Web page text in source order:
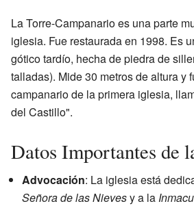
La Torre-Campanario es una parte
iglesia. Fue restaurada en 1998. Es
gótico tardío, hecha de piedra de
talladas). Mide 30 metros de altura y
campanario de la primera iglesia,
del Castillo".
Datos Importantes de
Advocación: La iglesia está
Señora de las Nievesy a la